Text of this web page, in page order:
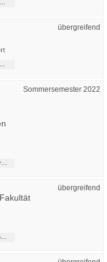
übergreifend
Sommersemester 2022
übergreifend